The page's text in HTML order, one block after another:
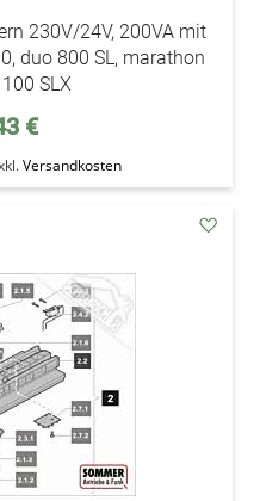
230V/24V, 200VA mit
duo 800 SL, marathon
SLX
€
Versandkosten